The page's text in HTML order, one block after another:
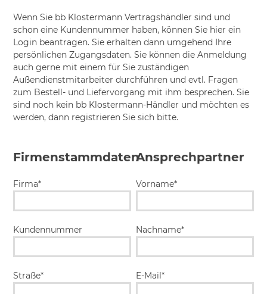
Wenn Sie bb Klostermann Vertragshändler sind und
schon eine Kundennummer haben, können Sie hier ein
Login beantragen. Sie erhalten dann umgehend Ihre
persönlichen Zugangsdaten. Sie können die Anmeldung
auch gerne mit einem für Sie zuständigen
Außendienstmitarbeiter durchführen und evtl. Fragen
zum Bestell- und Liefervorgang mit ihm besprechen. Sie
sind noch kein bb Klostermann-Händler und möchten es
werden, dann registrieren Sie sich bitte.
Firmenstammdaten
Firma*
Kundennummer
Straße*
Ansprechpartner
Vorname*
Nachname*
E-Mail*